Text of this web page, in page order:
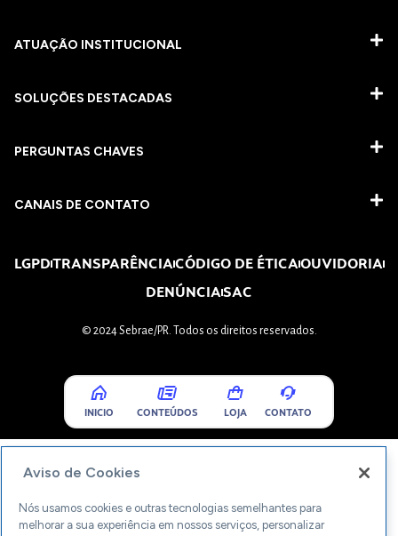
ATUAÇÃO INSTITUCIONAL
SOLUÇÕES DESTACADAS
PERGUNTAS CHAVES​
CANAIS DE CONTATO
LGPDTRANSPARÊNCIACÓDIGO DE ÉTICAOUVIDORIA
DENÚNCIASAC
© 2024 Sebrae/PR. Todos os direitos reservados.
INICIO CONTEÚDOS LOJA CONTATO
Aviso de Cookies
Nós usamos cookies e outras tecnologias semelhantes para
melhorar a sua experiência em nossos serviços, personalizar